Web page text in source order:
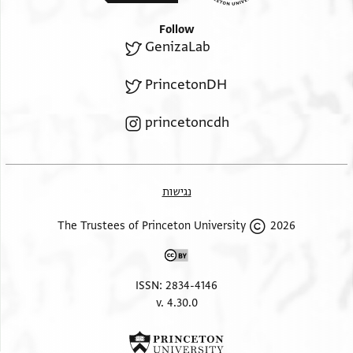
Follow
GenizaLab
PrincetonDH
princetoncdh
נגישות
2026 The Trustees of Princeton University
ISSN: 2834-4146
v. 4.30.0